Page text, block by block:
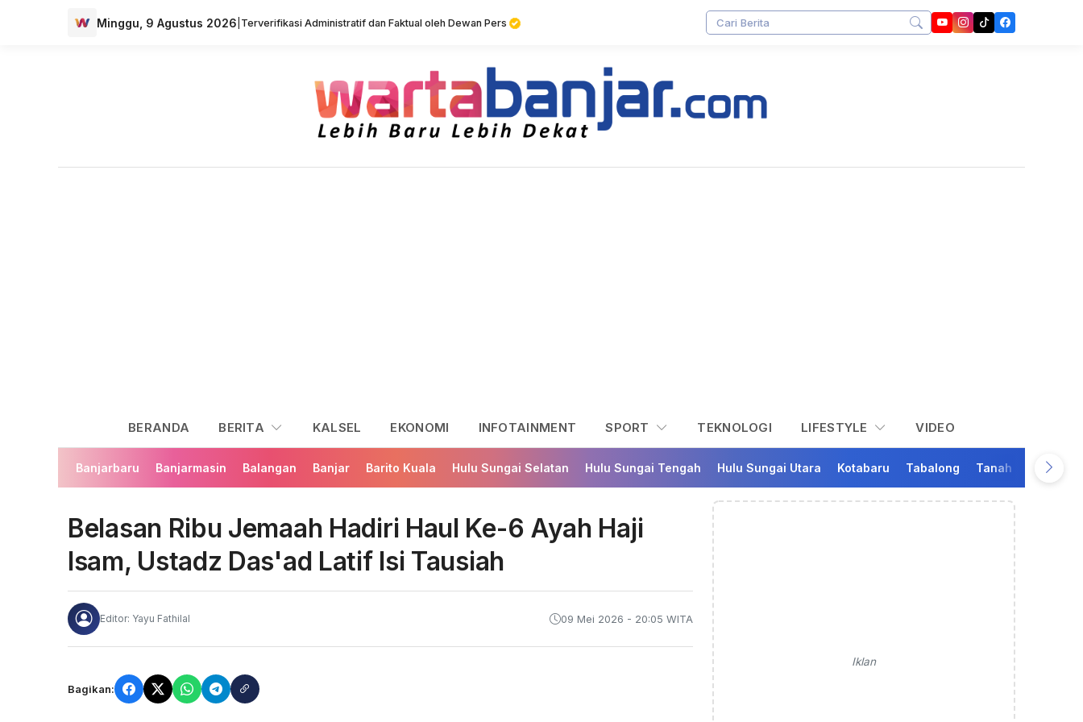
Minggu, 9 Agustus 2026 Terverifikasi Administratif dan Faktual oleh Dewan Pers
BERANDA BERITA KALSEL EKONOMI INFOTAINMENT SPORT TEKNOLOGI LIFESTYLE VIDEO
Banjarbaru Banjarmasin Balangan Banjar Barito Kuala Hulu Sungai Selatan Hulu Sungai Tengah Hulu Sungai Utara Kotabaru Tabalong Tanah Bumbu
Belasan Ribu Jemaah Hadiri Haul Ke-6 Ayah Haji
Isam, Ustadz Das'ad Latif Isi Tausiah
Editor: Yayu Fathilal 09 Mei 2026 - 20:05 WITA
Bagikan:
Iklan